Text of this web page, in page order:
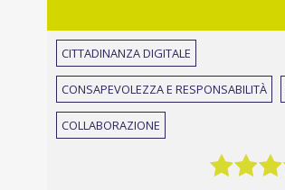
CITTADINANZA DIGITALE
CONSAPEVOLEZZA E RESPONSABILITÀ
COLLABORAZIONE